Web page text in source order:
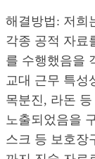
해결방법: 저희
각종 공적 자료
를 수행했음을
교대 근무 특성
목분진, 라돈
노출되었음을
스크 등 보호장